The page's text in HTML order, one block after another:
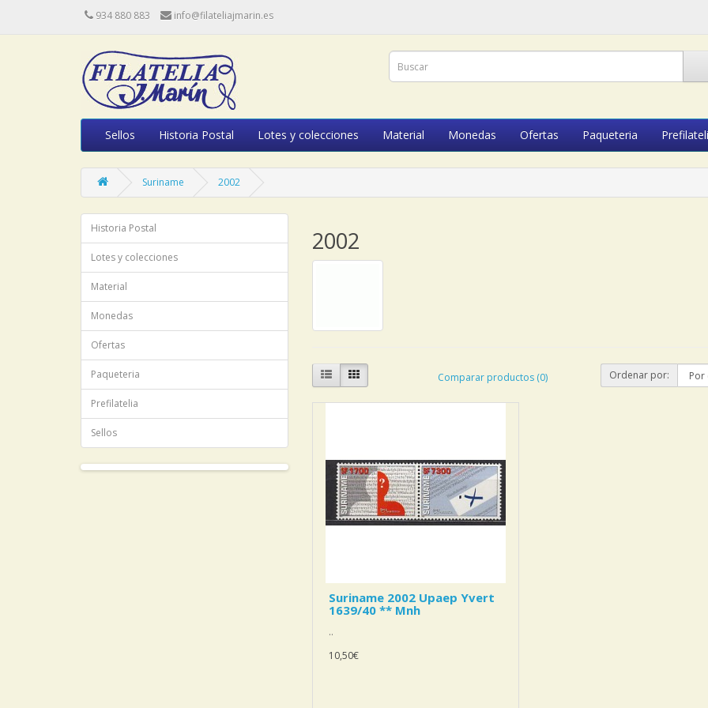
934 880 883 info@filateliajmarin.es
Sellos Historia Postal Lotes y colecciones Material Monedas Ofertas Paqueteria
Suriname 2002
Historia Postal
Lotes y colecciones
Material
Monedas
Ofertas
Paqueteria
Prefilatelia
Sellos
2002
Comparar productos (0) Ordenar por:
Suriname 2002 Upaep Yvert
1639/40 ** Mnh
..
10,50€